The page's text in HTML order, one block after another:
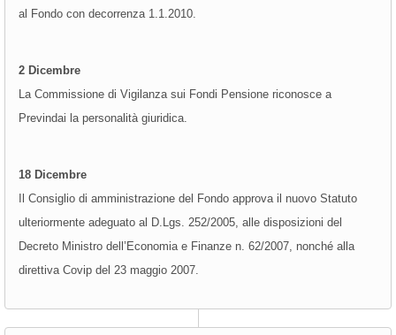
al Fondo con decorrenza 1.1.2010.
2 Dicembre
La Commissione di Vigilanza sui Fondi Pensione riconosce a
Previndai la personalità giuridica.
18 Dicembre
Il Consiglio di amministrazione del Fondo approva il nuovo Statuto
ulteriormente adeguato al D.Lgs. 252/2005, alle disposizioni del
Decreto Ministro dell’Economia e Finanze n. 62/2007, nonché alla
direttiva Covip del 23 maggio 2007.